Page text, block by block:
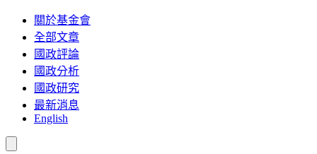
關於基金會
全部文章
國政評論
國政分析
國政研究
最新消息
English